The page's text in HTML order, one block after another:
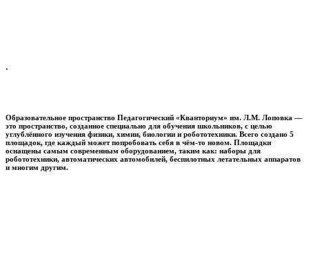
.
Образовательное пространство Педагогический «Кванториум» им. Л.М. Лоповка —
это пространство, созданное специально для обучения школьников, с целью
углублённого изучения физики, химии, биологии и робототехники. Всего создано 5
площадок, где каждый может попробовать себя в чём-то новом. Площадки
оснащены самым современным оборудованием, таким как: наборы для
робототехники, автоматических автомобилей, беспилотных летательных аппаратов
и многим другим.